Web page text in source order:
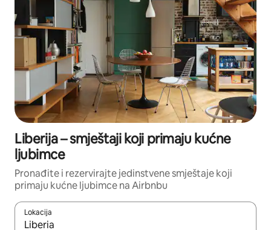
Liberija – smještaji koji primaju kućne
ljubimce
Pronađite i rezervirajte jedinstvene smještaje koji
primaju kućne ljubimce na Airbnbu
Lokacija
Kada budu dostupni rezultati, moći ćete ih pregledati